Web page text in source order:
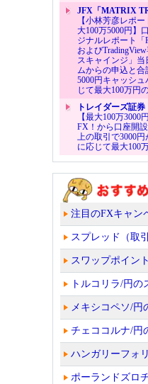
JFX「MATRIX
【小林芳彦レポ
大100万5000円】
ジナルレポート「
および
スキャインジ」
ムからの申込と合
5000円キャッシ
じて最大100万円
トレイダーズ証
【最大100万
FX！から口座開
上の取引で3000
に応じて最大100
注目のFXキャン
スプレッド（取
スワップポイント
トルコリラ/円の
メキシコペソ/円
チェココルナ/円
ハンガリーフォ
ポーランドズロ